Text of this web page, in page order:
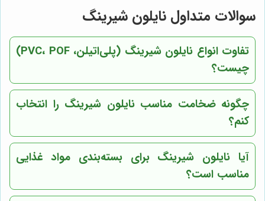
سوالات متداول نایلون شیرینگ
تفاوت انواع نایلون شیرینگ (پلی‌اتیلن، PVC، POF)
چیست؟
چگونه ضخامت مناسب نایلون شیرینگ را انتخاب
کنم؟
آیا نایلون شیرینگ برای بسته‌بندی مواد غذایی
مناسب است؟